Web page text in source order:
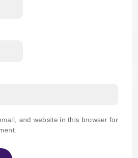
and website in this browser for